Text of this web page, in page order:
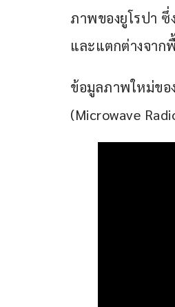
ภาพของยูโรปา
และแตกต่างจาก
ข้อมูลภาพใหม่ขอ
(Microwave